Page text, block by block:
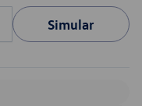
Simular